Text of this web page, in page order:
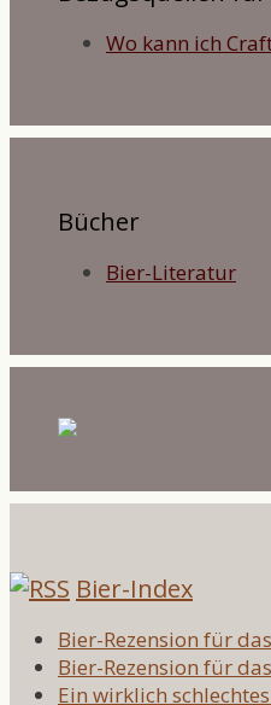
Wo kann ich
Bücher
Bier-Literatur
Bier-Index
Bier-Rezension für
Bier-Rezension für
Ein wirklich